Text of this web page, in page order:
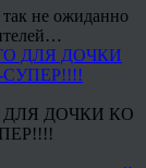
не ожиданно
ДОЧКИ КО